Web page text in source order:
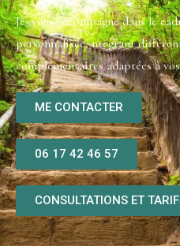
Je vous accompagne dans le
personnalisée, ntégrant
complémentaires adaptées à
ME CONTACTER
06 17 42 46 57
CONSULTATIONS ET